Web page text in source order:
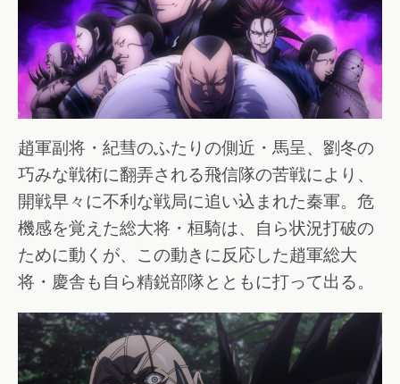
趙軍副将・紀彗のふたりの側近・馬呈、劉冬の
巧みな戦術に翻弄される飛信隊の苦戦により、
開戦早々に不利な戦局に追い込まれた秦軍。危
機感を覚えた総大将・桓騎は、自ら状況打破の
ために動くが、この動きに反応した趙軍総大
将・慶舎も自ら精鋭部隊とともに打って出る。